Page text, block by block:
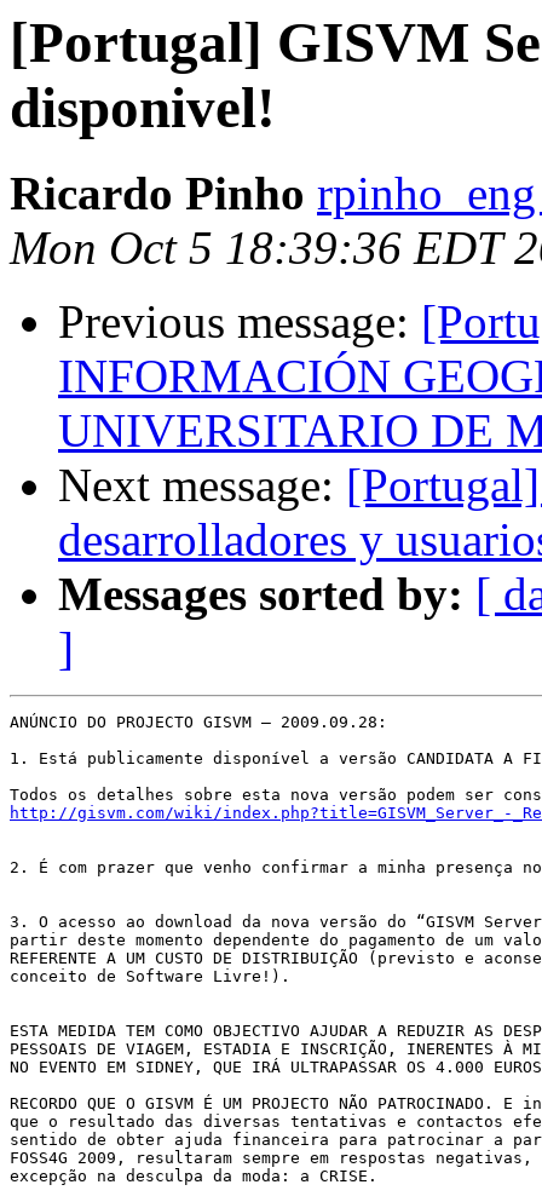
[Portugal] GISVM
disponivel!
Ricardo Pinho
Mon Oct 5 18:39:36 EDT
Previous message:
INFORMACIÓN
UNIVERSITARIO DE
Next message:
desarrolladores y
Messages sorted by: [
]
ANÚNCIO DO PROJECTO GISVM – 2009.09.28:
1. Está publicamente disponível a versão CANDIDATA A
http://gisvm.com/wiki/index.php?title=GISVM_Server_-
2. É com prazer que venho confirmar a minha presença
3. O acesso ao download da nova versão do “GISVM
partir deste momento dependente do pagamento de um
REFERENTE A UM CUSTO DE DISTRIBUIÇÃO (previsto e
conceito de Software Livre!).
ESTA MEDIDA TEM COMO OBJECTIVO AJUDAR A REDUZIR AS
PESSOAIS DE VIAGEM, ESTADIA E INSCRIÇÃO, INERENTES À
NO EVENTO EM SIDNEY, QUE IRÁ ULTRAPASSAR OS 4.000
RECORDO QUE O GISVM É UM PROJECTO NÃO PATROCINADO. E
que o resultado das diversas tentativas e contactos
sentido de obter ajuda financeira para patrocinar a
FOSS4G 2009, resultaram sempre em respostas
excepção na desculpa da moda: a CRISE.